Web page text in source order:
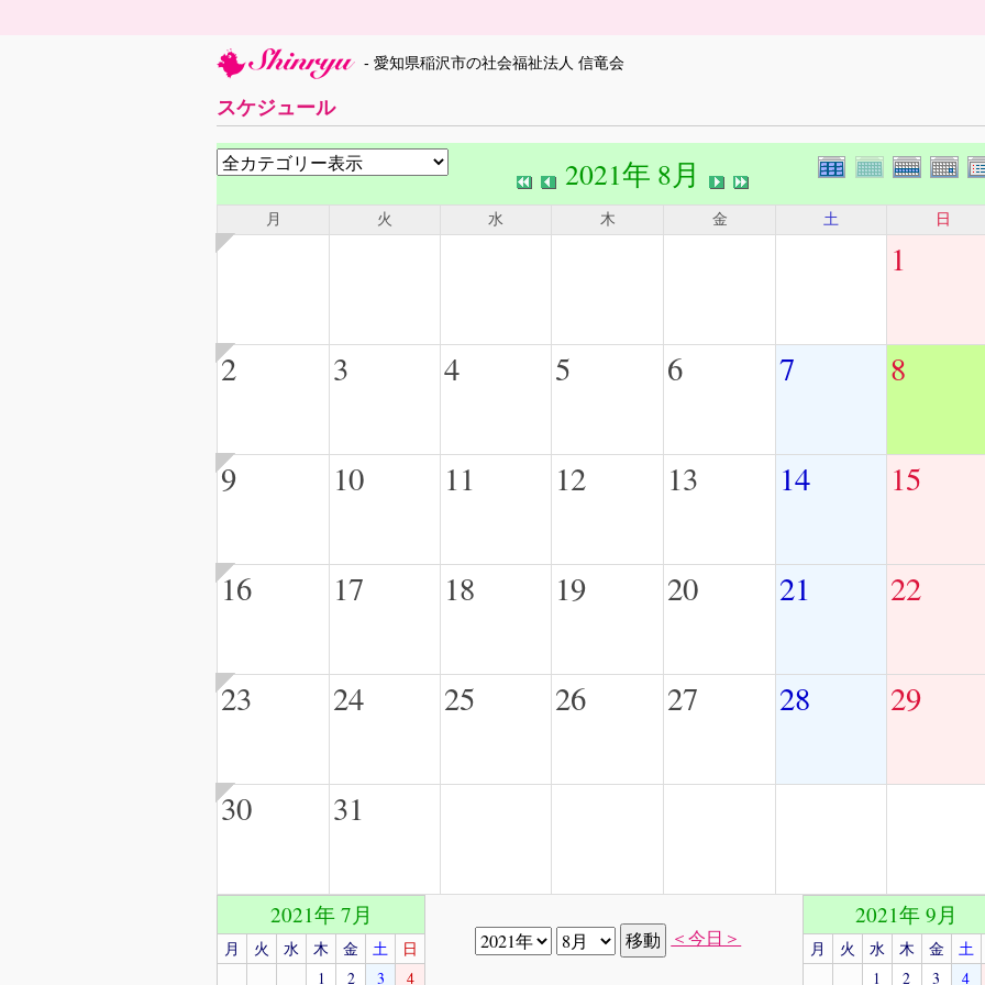
- 愛知県稲沢市の社会福祉法人 信竜会
スケジュール
2021年 8月
月 火 水 木 金 土 日
1
2 3 4 5 6 7 8
9 10 11 12 13 14 15
16 17 18 19 20 21 22
23 24 25 26 27 28 29
30 31
＜今日＞
2021年 7月
月 火 水 木 金 土
日
1
2 3 4
2021年 9月
月 火 水 木 金
土
1
2 3 4